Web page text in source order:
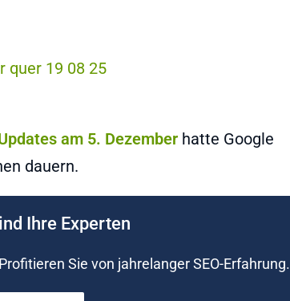
am 5. Dezember hatte Google
dauern.
Ihre Experten
Sie von jahrelanger SEO-Erfahrung.